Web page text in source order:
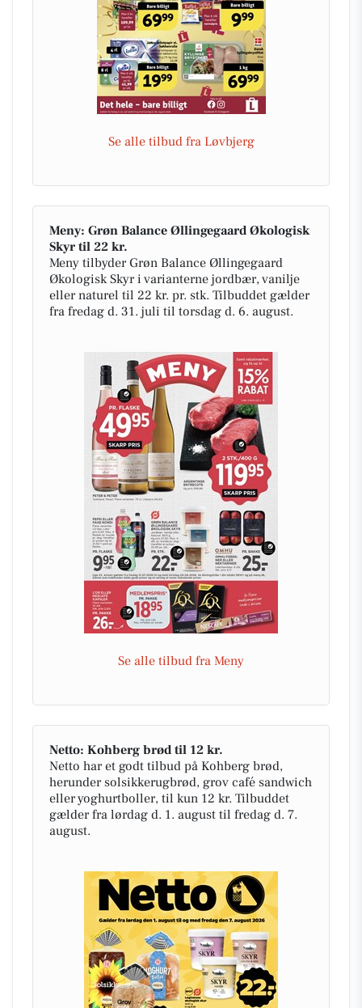
Se alle tilbud fra Løvbjerg
Meny: Grøn Balance Øllingegaard Økologisk
Skyr til 22 kr.
Meny tilbyder Grøn Balance Øllingegaard
Økologisk Skyr i varianterne jordbær, vanilje
eller naturel til 22 kr. pr. stk. Tilbuddet gælder
fra fredag d. 31. juli til torsdag d. 6. august.
Se alle tilbud fra Meny
Netto: Kohberg brød til 12 kr.
Netto har et godt tilbud på Kohberg brød,
herunder solsikkerugbrød, grov café sandwich
eller yoghurtboller, til kun 12 kr. Tilbuddet
gælder fra lørdag d. 1. august til fredag d. 7.
august.